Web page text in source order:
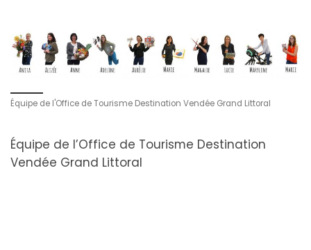
Navigation des images
Équipe de l'Office de Tourisme Destination Vendée Grand Littoral
Équipe de l’Office de Tourisme Destination
Vendée Grand Littoral